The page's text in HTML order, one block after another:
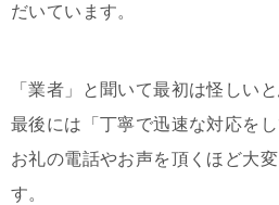
だいています。
「業者」と聞いて最初は怪しい
最後には「丁寧で迅速な対応を
お礼の電話やお声を頂くほど大
す。